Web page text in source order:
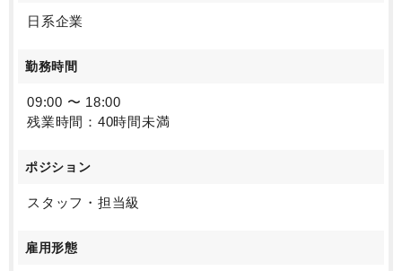
日系企業
勤務時間
09:00 〜 18:00
残業時間：40時間未満
ポジション
スタッフ・担当級
雇用形態